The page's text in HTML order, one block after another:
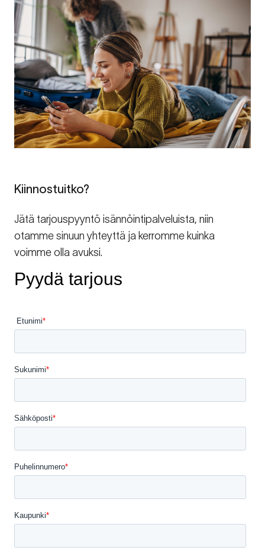
Kiinnostuitko?
Jätä tarjouspyyntö isännöintipalveluista, niin
otamme sinuun yhteyttä ja kerromme kuinka
voimme olla avuksi.